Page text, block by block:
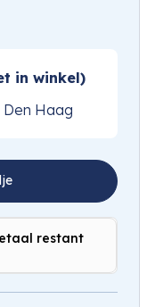
in winkel)
Den Haag
restant